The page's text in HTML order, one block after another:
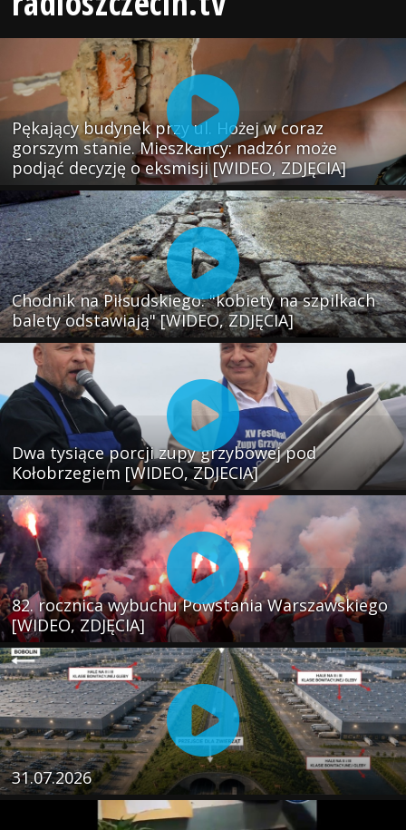
Pękający budynek przy ul. Hożej w coraz
gorszym stanie. Mieszkańcy: nadzór może
podjąć decyzję o eksmisji [WIDEO, ZDJĘCIA]
Chodnik na Piłsudskiego: "kobiety na szpilkach
balety odstawiają" [WIDEO, ZDJĘCIA]
Dwa tysiące porcji zupy grzybowej pod
Kołobrzegiem [WIDEO, ZDJECIA]
82. rocznica wybuchu Powstania Warszawskiego
[WIDEO, ZDJĘCIA]
31.07.2026